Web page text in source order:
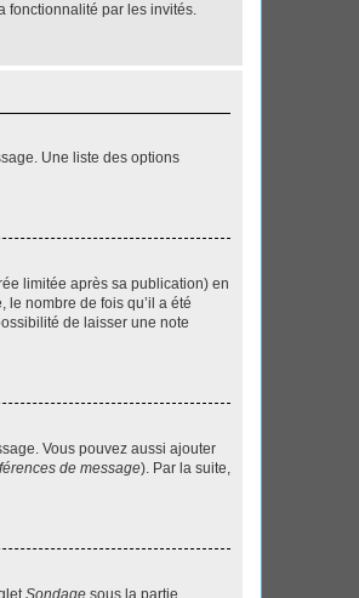
fonctionnalité par les invités.
Une liste des options
limitée après sa publication) en
nombre de fois qu’il a été
de laisser une note
Vous pouvez aussi ajouter
de message). Par la suite,
Sondage sous la partie